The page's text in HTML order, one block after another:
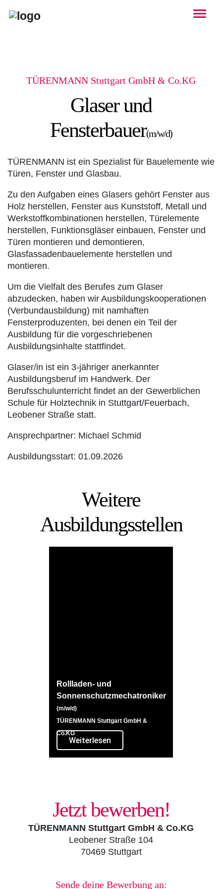
TÜRENMANN Stuttgart GmbH & Co.KG
Glaser und
Fensterbauer(m/w/d)
TÜRENMANN ist ein Spezialist für Bauelemente wie
Türen, Fenster und Glasbau.
Zu den Aufgaben eines Glasers gehört Fenster aus
Holz herstellen, Fenster aus Kunststoff, Metall und
Werkstoffkombinationen herstellen, Türelemente
herstellen, Funktionsgläser einbauen, Fenster und
Türen montieren und demontieren,
Glasfassadenbauelemente herstellen und
montieren.
Um die Vielfalt des Berufes zum Glaser
abzudecken, haben wir Ausbildungskooperationen
(Verbundausbildung) mit namhaften
Fensterproduzenten, bei denen ein Teil der
Ausbildung für die vorgeschriebenen
Ausbildungsinhalte stattfindet.
Glaser/in ist ein 3-jähriger anerkannter
Ausbildungsberuf im Handwerk. Der
Berufsschulunterricht findet an der Gewerblichen
Schule für Holztechnik in Stuttgart/Feuerbach,
Leobener Straße statt.
Ansprechpartner: Michael Schmid
Ausbildungsstart: 01.09.2026
Weitere
Ausbil­dungs­stellen
Rollladen- und
Sonnenschutzmechatroniker
(m/w/d)
TÜRENMANN Stuttgart GmbH &
Co.KG
Weiterlesen
Jetzt bewerben!
TÜRENMANN Stuttgart GmbH & Co.KG
Leobener Straße 104
70469 Stuttgart
Sende deine Bewerbung an: